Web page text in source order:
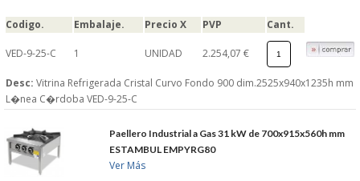
Codigo. Embalaje. Precio X PVP Cant.
VED-9-25-C 1 UNIDAD 2.254,07 €
Desc: Vitrina Refrigerada Cristal Curvo Fondo 900 dim.2525x940x1235h mm
L�nea C�rdoba VED-9-25-C
Paellero Industrial a Gas 31 kW de 700x915x560h mm
ESTAMBUL EMPYRG80
Ver Más